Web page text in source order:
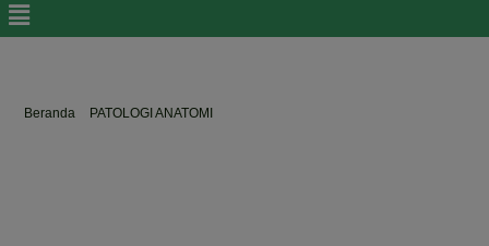
Beranda PATOLOGI ANATOMI